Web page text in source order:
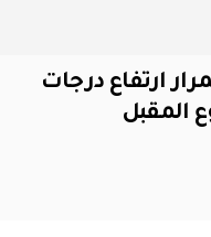
ارتفاع درجات
المقبل